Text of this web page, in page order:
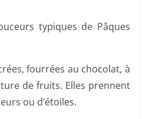
typiques de Pâques
fourrées au chocolat, à
de fruits. Elles prennent
ou d’étoiles.